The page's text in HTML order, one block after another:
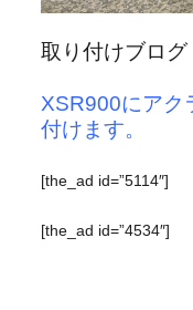
取り付けブログ
XSR900にアク
付けます。
[the_ad id=”5114″]
[the_ad id=”4534″]